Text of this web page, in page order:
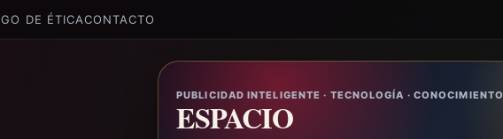
DE ÉTICACONTACTO
PUBLICIDAD INTELIGENTE · TECNOLOGÍA · CONOCIMIENTO
ESPACIO